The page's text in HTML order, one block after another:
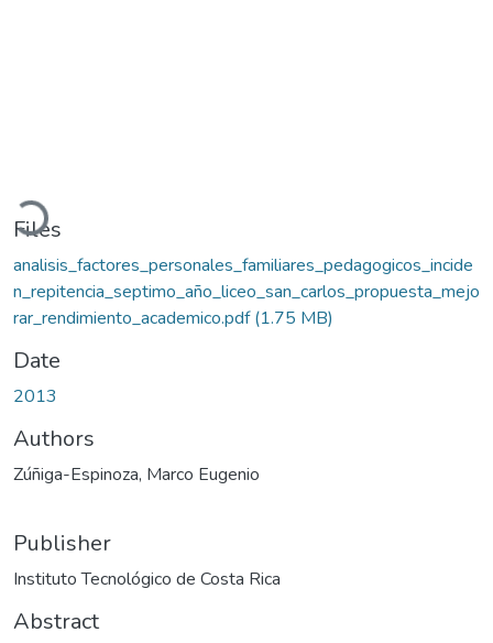
Loading...
Files
analisis_factores_personales_familiares_pedagogicos_incide
n_repitencia_septimo_año_liceo_san_carlos_propuesta_mejo
rar_rendimiento_academico.pdf(1.75 MB)
Date
2013
Authors
Zúñiga-Espinoza, Marco Eugenio
Publisher
Instituto Tecnológico de Costa Rica
Abstract